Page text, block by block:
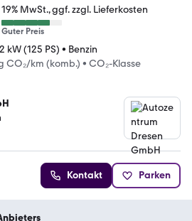
19% MwSt. ggf. zzgl. Lieferkosten
Guter Preis
kW (125 PS) • Benzin
CO₂/km (komb.) • CO₂-Klasse
Kontakt Parken